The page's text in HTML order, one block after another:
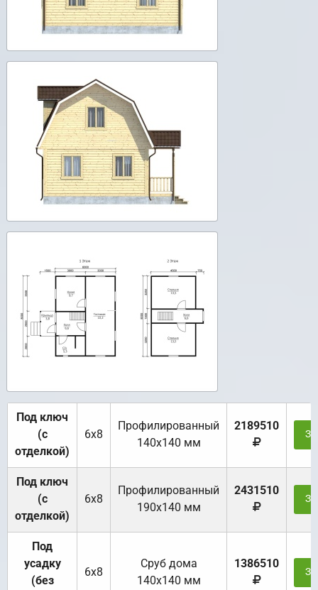
Под ключ
(с
отделкой)
6х8
Профилированный
140х140 мм
2189510
Под ключ
(с
отделкой)
6х8
Профилированный
190х140 мм
2431510
Под
усадку
(без
6х8
Cруб дома
140х140 мм
1386510